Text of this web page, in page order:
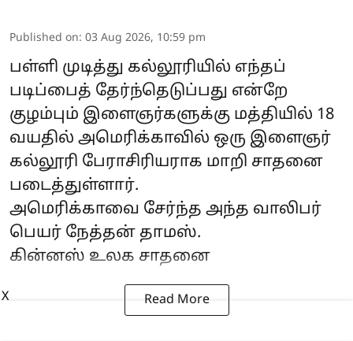
Published on: 03 Aug 2026, 10:59 pm
பள்ளி முடித்து கல்லூரியில் எந்தப்
படிப்பைத் தேர்ந்தெடுப்பது என்றே
குழம்பும் இளைஞர்களுக்கு மத்தியில் 18
வயதில் அமெரிக்காவில் ஒரு இளைஞர்
கல்லூரி பேராசிரியராக மாறி சாதனை
படைத்துள்ளார்.
அமெரிக்காவை சேர்ந்த அந்த வாலிபர்
பெயர் நேத்தன் தாமஸ்.
கின்னஸ் உலக சாதனை
Read More
X